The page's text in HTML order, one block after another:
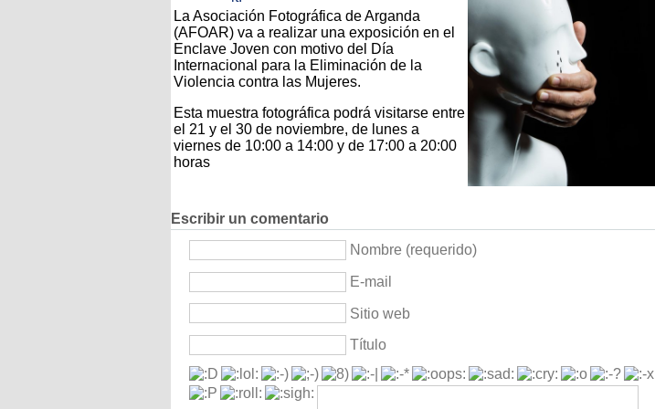
La Asociación Fotográfica de Arganda
(AFOAR) va a realizar una exposición en el
Enclave Joven con motivo del Día
Internacional para la Eliminación de la
Violencia contra las Mujeres.
Esta muestra fotográfica podrá visitarse entre
el 21 y el 30 de noviembre, de lunes a
viernes de 10:00 a 14:00 y de 17:00 a 20:00
horas
Escribir un comentario
Nombre (requerido)
E-mail
Sitio web
Título